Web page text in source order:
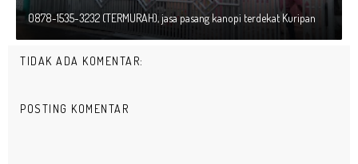
0878-1535-3232 (TERMURAH), jasa pasang kanopi terdekat Kuripan
TIDAK ADA KOMENTAR:
POSTING KOMENTAR